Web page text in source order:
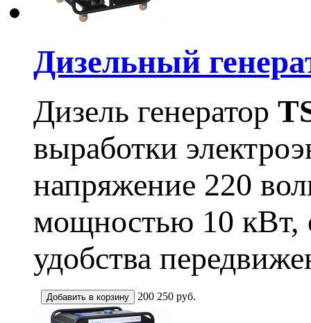
Дизельный
Дизель генератор
выработки
напряжение 220
мощностью 10 кВт,
удобства
200 250 руб.